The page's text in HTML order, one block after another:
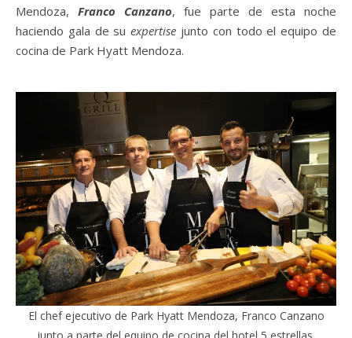
Mendoza, Franco Canzano, fue parte de esta noche
haciendo gala de suexpertise junto con todo el equipo de
cocina de Park Hyatt Mendoza.
El chef ejecutivo de Park Hyatt Mendoza, Franco Canzano